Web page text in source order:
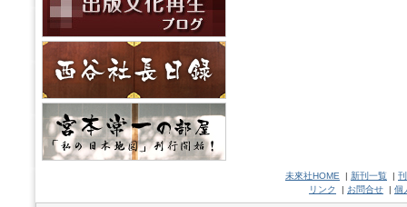
未來社HOME | 新刊一覧 |
リンク
| お問合せ | 個